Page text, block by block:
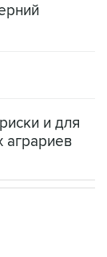
и для
аграриев